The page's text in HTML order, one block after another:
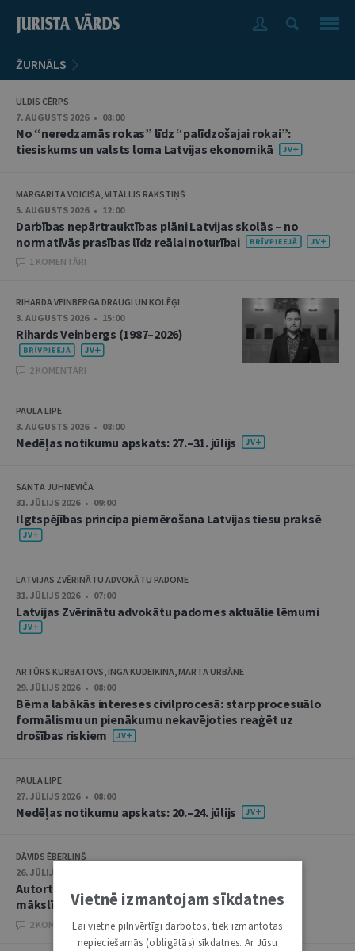
ŽURNĀLS
ULDIS CĒRPS
7. AUGUSTS 2026 • 08:00
No “neredzamās rokas” līdz “palīdzošajai rokai”:
tiesiskums un valsts loma Latvijas ekonomikā
MARGARITA VOICIŠA, VITĀLIJS RAKSTIŅŠ
5. AUGUSTS 2026 • 12:00
Darbības nepārtrauktības plāni Latvijas skolās – no
normatīvās prasības līdz reālai noturībai
1 KOMENTĀRI
RIHARDA VEINBERGA DRAUGI UN KOLĒĢI
3. AUGUSTS 2026 • 15:00
Rihards Veinbergs (1987–2026)
2 KOMENTĀRI
PAULA LIPE
3. AUGUSTS 2026 • 08:00
Nedēļas notikumu apskats: 27.–31. jūlijs
SANTA JUHNEVIČA
31. JŪLIJS 2026 • 09:00
Ilgtspējības principa piemērošana Latvijas tiesu praksē
LATVIJAS ZVĒRINĀTU ADVOKĀTU PADOME
31. JŪLIJS 2026 • 07:00
Latvijas Zvērinātu advokātu padomes aktuālie lēmumi
ARTŪRS KURBATOVS, INGA KUDEIKINA, MARTA URBĀNE
29. JŪLIJS 2026 • 08:00
Bērna labākās intereses civilprocesā: starp procesuālo
formālismu un pienākumu nekavējoties reaģēt uz
drošības riskiem
PAULA LIPE
27. JŪLIJS 2026 • 08:00
Nedēļas notikumu apskats: 20.–24. jūlijs
DĀVIDS ĒBERLIŅŠ
26. JŪLIJS 2026 • 08:00
Autortiesību subjekta un objekta juridiskie aspekti
mākslīgā intelekta kontekstā
2 KOMENTĀRI
Vietnē izmantojam sīkdatnes
Lai vietne pilnvērtīgi darbotos, tiek izmantotas
nepieciešamās (obligātās) sīkdatnes. Ar Jūsu